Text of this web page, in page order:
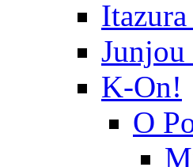
Junjou
K-On!
O